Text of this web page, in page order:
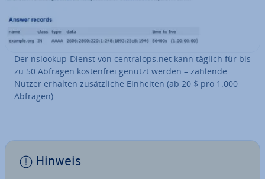
Der nslookup-Dienst von cen­tra­lops.net kann täglich für bis
zu 50 Abfragen kos­ten­frei genutzt werden – zahlende
Nutzer erhalten zu­sätz­li­che Einheiten (ab 20 $ pro 1.000
Abfragen).
Hinweis